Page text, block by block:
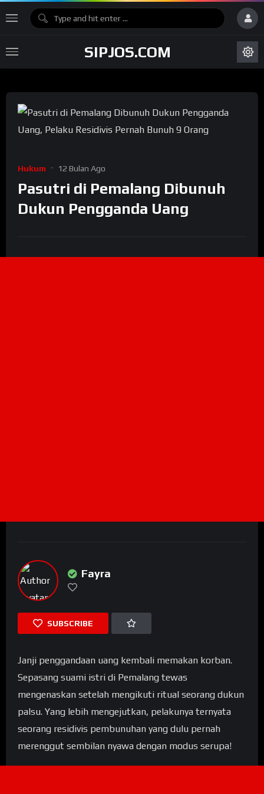
SIPJOS.COM
Hukum 12 Bulan Ago
Pasutri di Pemalang Dibunuh
Dukun Pengganda Uang
Fayra
SUBSCRIBE
Janji penggandaan uang kembali memakan korban.
Sepasang suami istri di Pemalang tewas
mengenaskan setelah mengikuti ritual seorang dukun
palsu. Yang lebih mengejutkan, pelakunya ternyata
seorang residivis pembunuhan yang dulu pernah
merenggut sembilan nyawa dengan modus serupa!